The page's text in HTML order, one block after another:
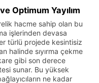
Optimum Yayılım
hacme sahip olan bu
işlerinden devasa
türlü projede kesintisiz
halinde sıyırma çekme
gibi son derece
sunar. Bu yüksek
ne kadar